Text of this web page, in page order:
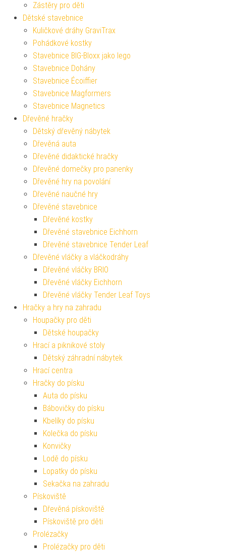
Zástěry pro děti
Dětské stavebnice
Kuličkové dráhy GraviTrax
Pohádkové kostky
Stavebnice BIG-Bloxx jako lego
Stavebnice Dohány
Stavebnice Écoiffier
Stavebnice Magformers
Stavebnice Magnetics
Dřevěné hračky
Dětský dřevěný nábytek
Dřevěná auta
Dřevěné didaktické hračky
Dřevěné domečky pro panenky
Dřevěné hry na povolání
Dřevěné naučné hry
Dřevěné stavebnice
Dřevěné kostky
Dřevěné stavebnice Eichhorn
Dřevěné stavebnice Tender Leaf
Dřevěné vláčky a vláčkodráhy
Dřevěné vláčky BRIO
Dřevěné vláčky Eichhorn
Dřevěné vláčky Tender Leaf Toys
Hračky a hry na zahradu
Houpačky pro děti
Dětské houpačky
Hrací a piknikové stoly
Dětský záhradní nábytek
Hrací centra
Hračky do písku
Auta do písku
Bábovičky do písku
Kbelíky do písku
Kolečka do písku
Konvičky
Lodě do písku
Lopatky do písku
Sekačka na zahradu
Pískoviště
Dřevěná pískoviště
Pískoviště pro děti
Prolézačky
Prolézačky pro děti